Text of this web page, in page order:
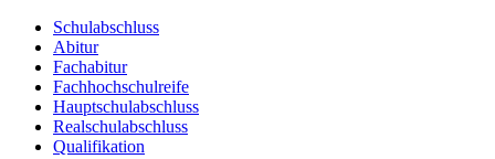
Schulabschluss
Abitur
Fachabitur
Fachhochschulreife
Hauptschulabschluss
Realschulabschluss
Qualifikation